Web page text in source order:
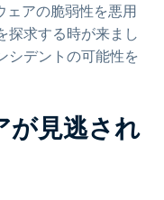
ェアの脆弱性を悪用
探求する時が来まし
シデントの可能性を
が見逃され